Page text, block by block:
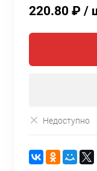
220.80 ₽ /
Недоступно